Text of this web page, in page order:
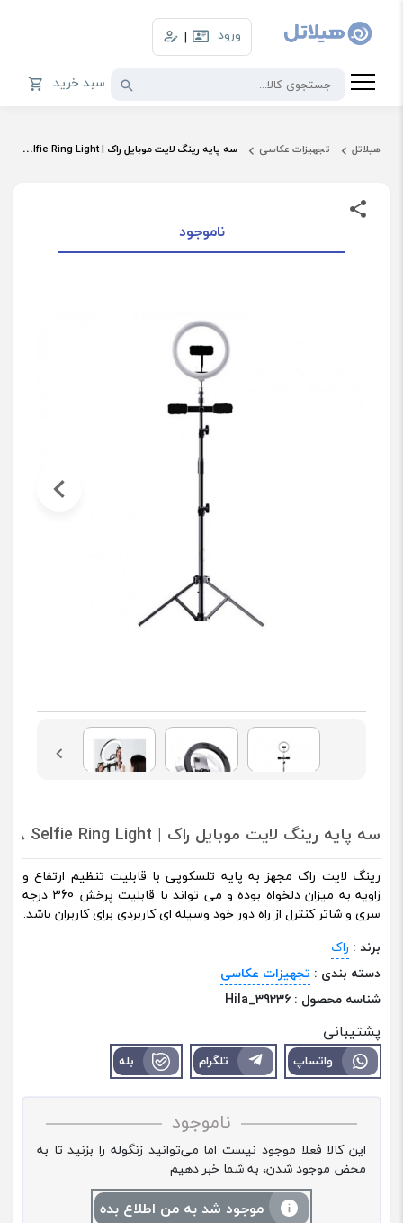
ورود |
سبد خرید
هیلاتل تجهیزات عکاسی سه پایه رینگ لایت موبایل راک | Rock RPH0948 Selfie Ring Light
ناموجود
سه پایه رینگ لایت موبایل راک | Rock RPH0948 Selfie Ring Light
رینگ لایت راک مجهز به پایه‌ تلسکوپی با قابلیت تنظیم ارتفاع و
زاویه به میزان دلخواه بوده و می تواند با قابلیت پرخش 360 درجه
سری و شاتر کنترل از راه دور خود وسیله ای کاربردی برای کاربران باشد.
برند : راک
دسته بندی : تجهیزات عکاسی
شناسه محصول : Hila_39236
پشتیبانی
واتساپ تلگرام بله
ناموجود
این کالا فعلا موجود نیست اما می‌توانید زنگوله را بزنید تا به
محض موجود شدن، به شما خبر دهیم
موجود شد به من اطلاع بده